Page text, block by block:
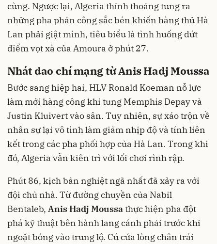
cùng. Ngược lại, Algeria thỉnh thoảng tung ra
những pha phản công sắc bén khiến hàng thủ Hà
Lan phải giật mình, tiêu biểu là tình huống dứt
điểm vọt xà của Amoura ở phút 27.
Nhát dao chí mạng từ Anis Hadj Moussa
Bước sang hiệp hai, HLV Ronald Koeman nỗ lực
làm mới hàng công khi tung Memphis Depay và
Justin Kluivert vào sân. Tuy nhiên, sự xáo trộn về
nhân sự lại vô tình làm giảm nhịp độ và tính liên
kết trong các pha phối hợp của Hà Lan. Trong khi
đó, Algeria vẫn kiên trì với lối chơi rình rập.
Phút 86, kịch bản nghiệt ngã nhất đã xảy ra với
đội chủ nhà. Từ đường chuyền của Nabil
Bentaleb, Anis Hadj Moussathực hiện pha đột
phá kỹ thuật bên hành lang cánh phải trước khi
ngoặt bóng vào trung lộ. Cú cứa lòng chân trái